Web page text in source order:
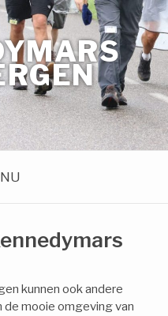
kunnen ook andere
mooie omgeving van